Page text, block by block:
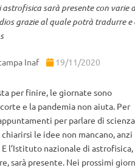
astrofisica sarà presente con
grazie al quale potrà tradurre
Inaf 19/11/2020
per finire, le giornate sono
e la pandemia non aiuta. Per
per parlare di scienza
le idee non mancano, anzi
E l’Istituto nazionale di astrofisica,
sarà presente. Nei prossimi